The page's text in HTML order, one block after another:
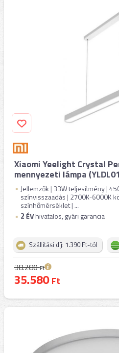
Xiaomi Yeelight Crystal
mennyezeti lámpa
Jellemzők | 33W teljesítmény |
színvisszaadás | 2700K-6000K
színhőmérséklet | ...
2 ÉVhivatalos, gyári garancia
Szállítási díj: 1.390 Ft-tól
38.280Ft
35.580Ft